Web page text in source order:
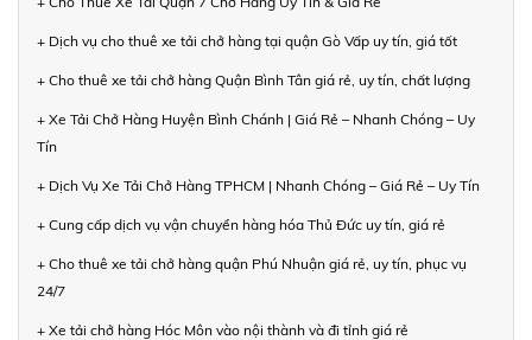
+ Dịch vụ cho thuê xe tải chở hàng tại quận Gò Vấp uy tín, giá tốt
+ Cho thuê xe tải chở hàng Quận Bình Tân giá rẻ, uy tín, chất lượng
+ Xe Tải Chở Hàng Huyện Bình Chánh | Giá Rẻ – Nhanh Chóng – Uy
Tín
+ Dịch Vụ Xe Tải Chở Hàng TPHCM | Nhanh Chóng – Giá Rẻ – Uy Tín
+ Cung cấp dịch vụ vận chuyển hàng hóa Thủ Đức uy tín, giá rẻ
+ Cho thuê xe tải chở hàng quận Phú Nhuận giá rẻ, uy tín, phục vụ
24/7
+ Xe tải chở hàng Hóc Môn vào nội thành và đi tỉnh giá rẻ